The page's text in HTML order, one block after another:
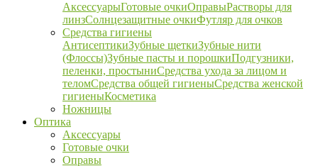
АксессуарыГотовые очкиОправыРастворы для
линзСолнцезащитные очкиФутляр для очков
Средства гигиены
АнтисептикиЗубные щеткиЗубные нити
(Флоссы)Зубные пасты и порошкиПодгузники,
пеленки, простыниСредства ухода за лицом и
теломСредства общей гигиеныСредства женской
гигиеныКосметика
Ножницы
Оптика
Аксессуары
Готовые очки
Оправы